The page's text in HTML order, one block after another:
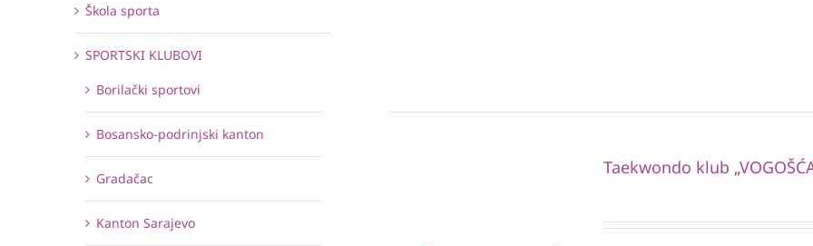
Taekwondo klub
Škola sporta
SPORTSKI KLUBOVI
Borilački sportovi
Bosansko-podrinjski kanton
Gradačac
Kanton Sarajevo